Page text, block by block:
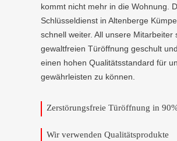
kommt nicht mehr in die Wohnung.
Schlüsseldienst in Altenberge
schnell weiter. All unsere Mitarbeiter
gewaltfreien Türöffnung geschult
einen hohen Qualitätsstandard für
gewährleisten zu können.
Zerstörungsfreie Türöffnung in
Wir verwenden Qualitätsprodukte